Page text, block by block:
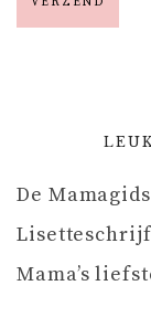
De Mamagids
Mama’s